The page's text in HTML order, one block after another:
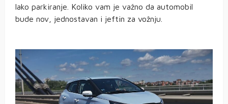
lako parkiranje. Koliko vam je važno da automobil
bude nov, jednostavan i jeftin za vožnju.